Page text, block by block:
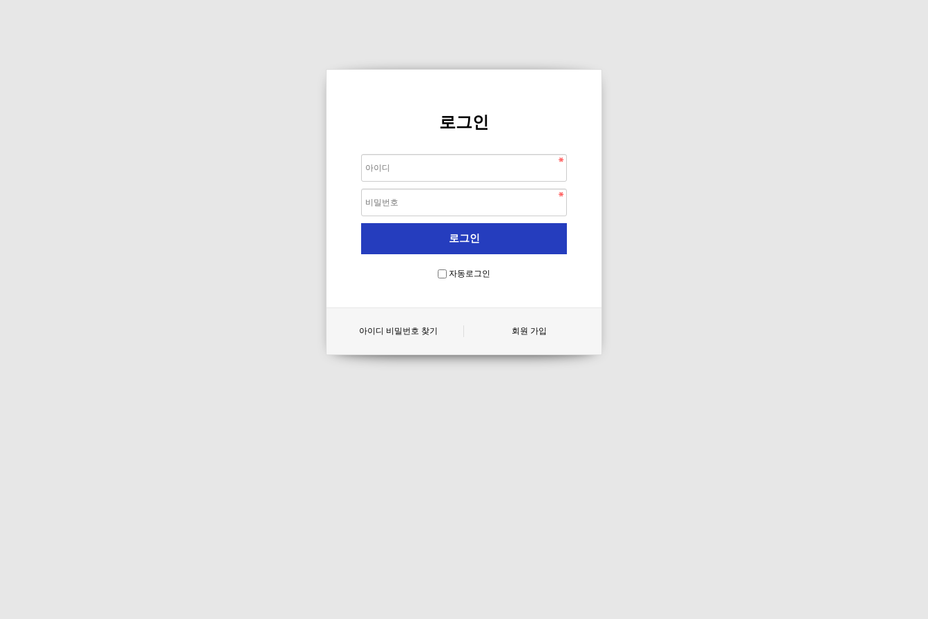
로그인
자동로그인
아이디 비밀번호 찾기 회원 가입